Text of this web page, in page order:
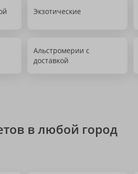
Экзотические
Альстромерии с
доставкой
в любой город